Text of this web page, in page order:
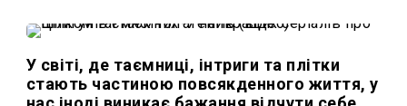
У світі, де таємниці, інтриги та плітки
стають частиною повсякденного життя, у